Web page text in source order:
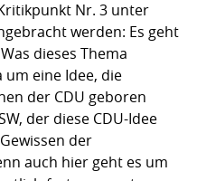
Nr. 3 unter
werden: Es geht
dieses Thema
um eine Idee, die
der CDU geboren
der diese CDU-Idee
der
auch hier geht es um